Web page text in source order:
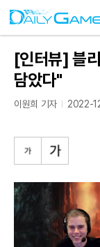
[인터뷰] 블
담았다"
이원희 기자 2022-